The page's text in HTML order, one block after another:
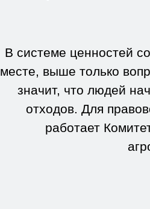
В системе ценностей
месте, выше только
значит, что людей
отходов. Для
работает